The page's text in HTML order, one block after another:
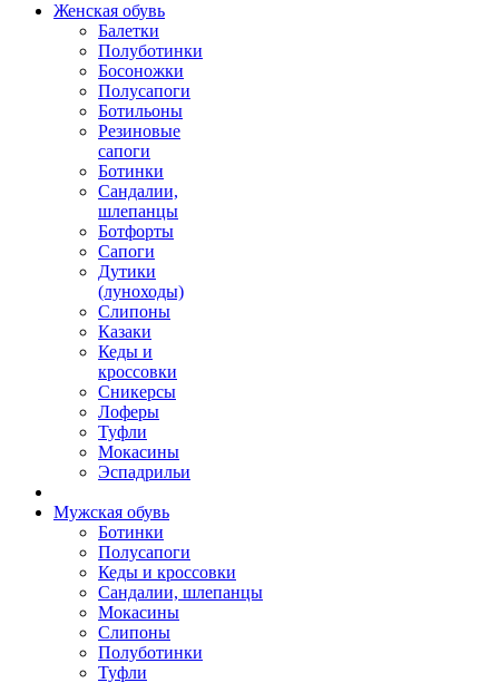
Женская обувь
Балетки
Полуботинки
Босоножки
Полусапоги
Ботильоны
Резиновые
сапоги
Ботинки
Сандалии,
шлепанцы
Ботфорты
Сапоги
Дутики
(луноходы)
Слипоны
Казаки
Кеды и
кроссовки
Сникерсы
Лоферы
Туфли
Мокасины
Эспадрильи
Мужская обувь
Ботинки
Полусапоги
Кеды и кроссовки
Сандалии, шлепанцы
Мокасины
Слипоны
Полуботинки
Туфли